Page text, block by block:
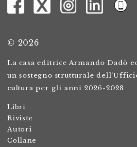
© 2026
La casa editrice Armando Dadò
un sostegno strutturale
cultura per gli anni 2026-2028
Libri
Riviste
Autori
Collane